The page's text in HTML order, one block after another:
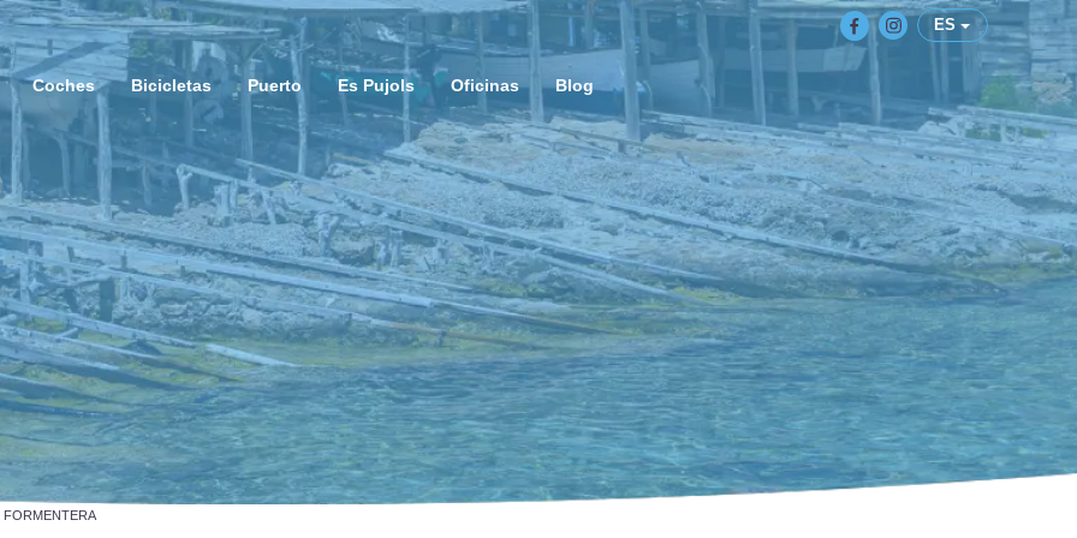
ES
Coches Bicicletas Puerto Es Pujols Oficinas Blog
FORMENTERA